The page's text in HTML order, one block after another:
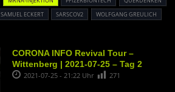
SAMUEL ECKERT SARSCOV2 WOLFGANG GREULICH
CORONA INFO Revival Tour –
Wittenberg | 2021-07-25 – Tag 2
2021-07-25 - 21:22 Uhr 271